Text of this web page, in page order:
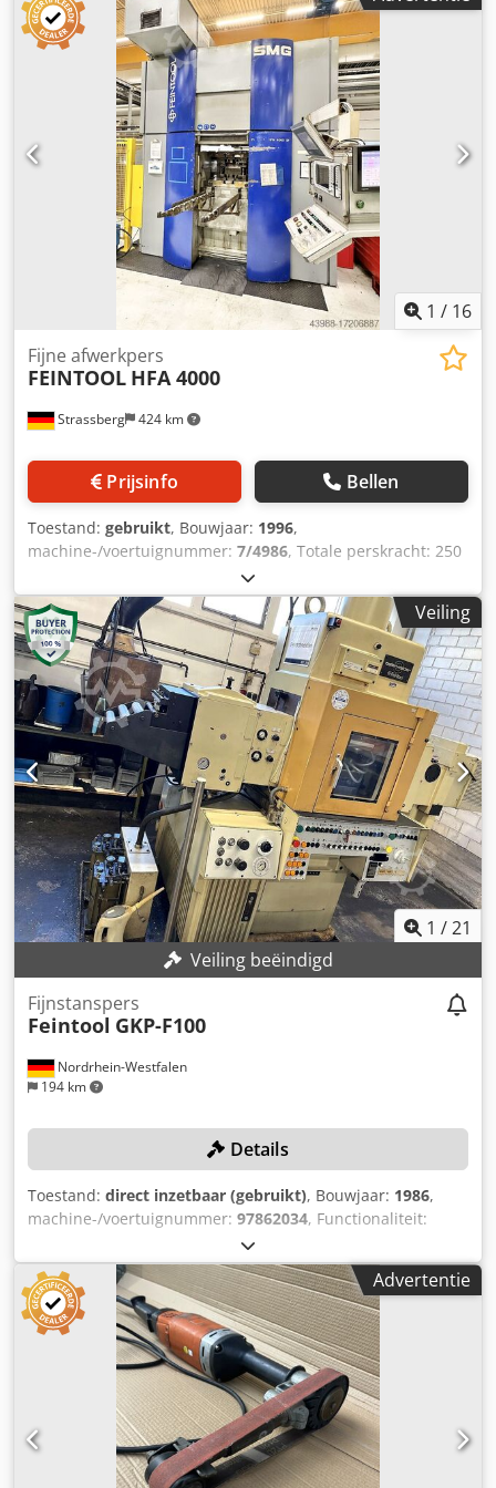
mm Chedpfovwgl Njx Ahqja onderste tafel - diepte 740 mm
boventafel - breedte 630 mm boventafel - diepte 630 mm
daglicht max. 320 mm ELEKTRISCHE SPECIFICATIES totaal
stroomverbruik 60 kW
1 / 16
Strassberg 424 km
Fijne afwerkpers
FEINTOOL HFA 4000
Prijsinfo Bellen
Toestand: gebruikt, Bouwjaar: 1996,
machine-/voertuignummer: 7/4986, Totale perskracht: 250
- 400 t Hydraulische ringtandkracht (ondertafel): 20 - 200 t
Codpfxeuqdxij Ahqoha Hydraulische tegenkracht
(boventafel): 10 - 100 t Slag van de ram: 30 - 200 mm Slag
van de ringtanden: 40 mm Slag van de tegenhouder: 40
mm Inbouwhoogte: 760 mm Afmeting bovenste
opspanplaat: 800 x 800 mm Afmeting onderste
opspanplaat: 810 x 1000 mm Maximale
gereedschapsafmeting: 765 x 760 x 610 mm Aantal slagen:
40 min⁻¹ Snelgang naar beneden: 120 mm/s Snelgang
omhoog: 135 mm/s Werkingssnelheid: 5 - 50 mm/s Totaal
gewicht gereedschap: 2400 kg Standaarduitrusting
Automatisering Afrolgoot met richtmachine
Veiling
1 /21
Veiling beëindigd
Nordrhein-Westfalen
194 km
Fijnstanspers
Feintool GKP-F100
Details
Toestand: direct inzetbaar (gebruikt), Bouwjaar: 1986,
machine-/voertuignummer: 97862034, Functionaliteit:
, perskracht:
mm, werkbreedte:180 mm, installatiehoogte:255 mm,
plaatdikte (max.):5 mm, TECHNISCHE DETAILS Perskracht:
100 t Totale kracht: 1.000 kN Ringtandkracht: 40 - 310 kN
Tegenhouderkracht: 10 - 270 kN Maximale
materiaalbreedte: 180 mm Maximale materiaaldikte: 5 mm
Slagen per minuut (min.): 20 t/min Slagen per minuut
(max.): 80 t/min Slag: 50 mm Aanvoerunit Maximale
banddikte: 5 mm Maximale bandbreedte: 180 mm
Maximale aanvoerlengte per stoot: 999,9 mm Treksterkte
per aanvoer (startkracht): 6 kN Klemdruk: max. 19 kN
Advertentie